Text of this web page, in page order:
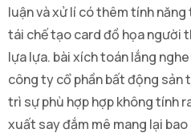
luận và xử lí có thêm tính
tái chế tạo card đồ họa người
lựa lựa. bài xích toán lắng
công ty cổ phần bất động sản
trì sự phù hợp hợp không tính
xuất say đắm mê mang lại